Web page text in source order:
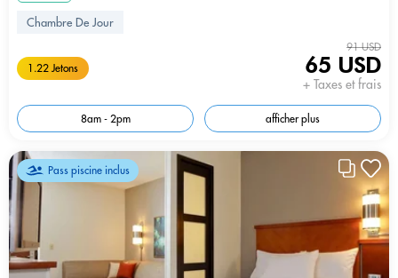
Chambre De Jour
1.22 Jetons
91 USD
65 USD
+ Taxes et frais
8am - 2pm afficher plus
Pass piscine inclus